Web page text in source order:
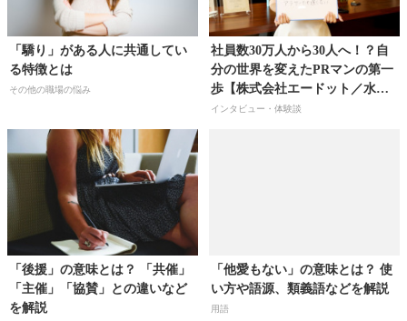
「驕り」がある人に共通してい
る特徴とは
その他の職場の悩み
社員数30万人から30人へ！？自
分の世界を変えたPRマンの第一
歩【株式会社エードット／水上
瞳さん】
インタビュー・体験談
「後援」の意味とは？ 「共催」
「主催」「協賛」との違いなど
を解説
「他愛もない」の意味とは？ 使
い方や語源、類義語などを解説
用語